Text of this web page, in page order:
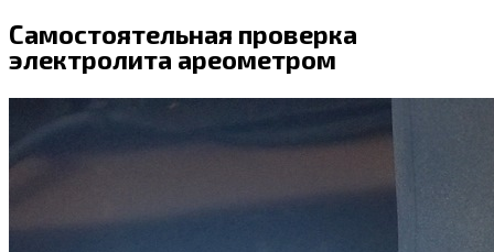
Самостоятельная проверка
электролита ареометром